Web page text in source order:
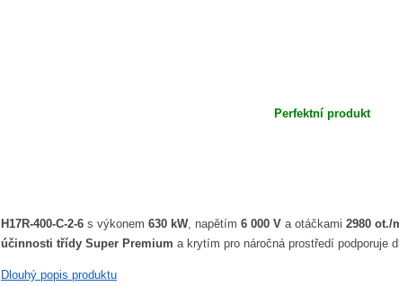
Perfektní produkt
H17R-400-C-2-6 s výkonem 630 kW, napětím 6 000 V a otáčkami 2980 ot./
účinnosti třídy Super Premium a krytím pro náročná prostředí podporuje
Dlouhý popis produktu